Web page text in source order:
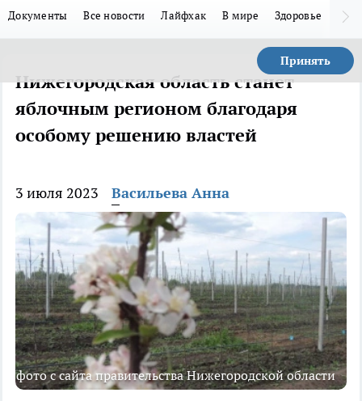
Документы Все новости Лайфхак В мире Здоровье
Принять
Нижегородская область станет
яблочным регионом благодаря
особому решению властей
3 июля 2023 Васильева Анна
фото с сайта правительства Нижегородской области